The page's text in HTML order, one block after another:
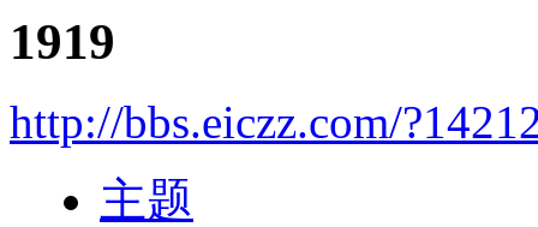
1919
http://bbs.eiczz.com/
主题